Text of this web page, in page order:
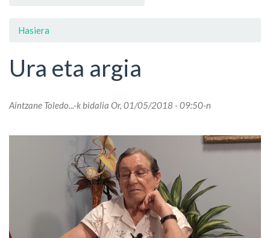
Hasiera
Ura eta argia
Aintzane Toledo...-k bidalia Or, 01/05/2018 - 09:50-n